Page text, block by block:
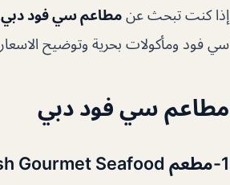
إذا كنت تبحث عن مطاعم سي فود دبي
سي فود ومأكولات بحرية وتوضيح
مطاعم سي فود دبي
1- مطعم Fish Gourmet Seafood على رأس قائمة أفضل مطاعم سي فود دبي